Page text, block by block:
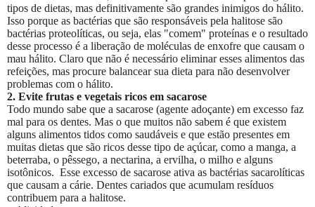
tipos de dietas, mas definitivamente são grandes inimigos do hálito.
Isso porque as bactérias que são responsáveis pela halitose são
bactérias proteolíticas, ou seja, elas "comem" proteínas e o resultado
desse processo é a liberação de moléculas de enxofre que causam o
mau hálito. Claro que não é necessário eliminar esses alimentos das
refeições, mas procure balancear sua dieta para não desenvolver
problemas com o hálito.
2. Evite frutas e vegetais ricos em sacarose
Todo mundo sabe que a sacarose (agente adoçante) em excesso faz
mal para os dentes. Mas o que muitos não sabem é que existem
alguns alimentos tidos como saudáveis e que estão presentes em
muitas dietas que são ricos desse tipo de açúcar, como a manga, a
beterraba, o pêssego, a nectarina, a ervilha, o milho e alguns
isotônicos. Esse excesso de sacarose ativa as bactérias sacarolíticas
que causam a cárie. Dentes cariados que acumulam resíduos
contribuem para a halitose.